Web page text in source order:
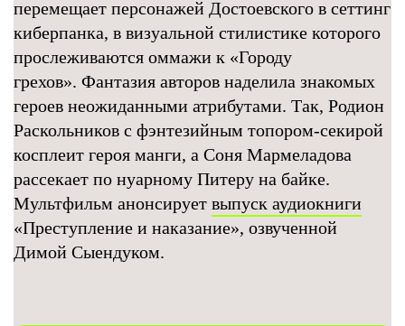
перемещает персонажей Достоевского в сеттинг
киберпанка, в визуальной стилистике которого
прослеживаются оммажи к «Городу
грехов». Фантазия авторов наделила знакомых
героев неожиданными атрибутами. Так, Родион
Раскольников с фэнтезийным топором-секирой
косплеит героя манги, а Соня Мармеладова
рассекает по нуарному Питеру на байке.
Мультфильм анонсирует выпуск аудиокниги
«Преступление и наказание», озвученной
Димой Сыендуком.